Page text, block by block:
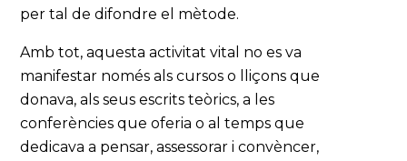
per tal de difondre el mètode.
Amb tot, aquesta activitat vital no es va
manifestar només als cursos o lliçons que
donava, als seus escrits teòrics, a les
conferències que oferia o al temps que
dedicava a pensar, assessorar i convèncer,